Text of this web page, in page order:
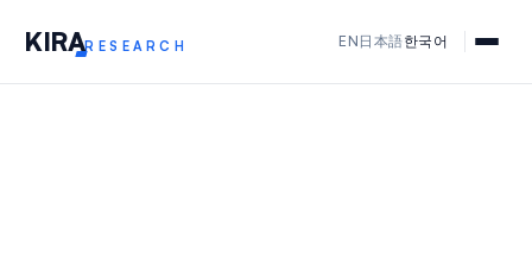
KIRARESEARCH EN 日本語한국어